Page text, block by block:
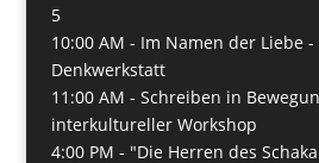
5
10:00 AM - Im Namen der Liebe
Denkwerkstatt
11:00 AM - Schreiben in
interkultureller Workshop
4:00 PM - "Die Herren des